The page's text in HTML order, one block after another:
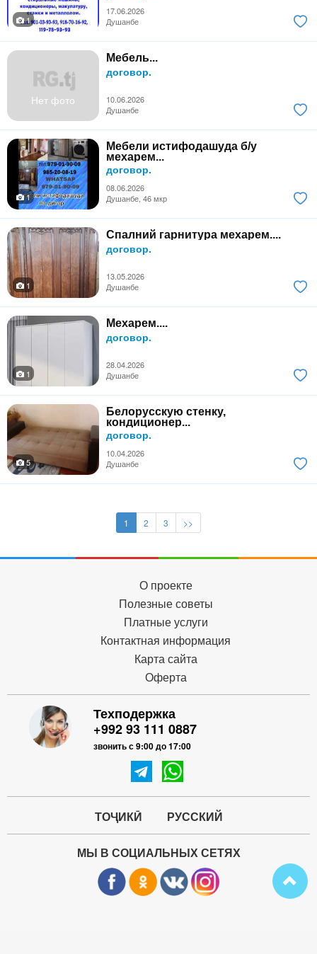
17.06.2026
1
Душанбе
Нет фото
Мебель...
договор.
10.06.2026
Душанбе
Мебели истифодашуда б/у
мехарем...
договор.
08.06.2026
1
Душанбе, 46 мкр
Спалний гарнитура мехарем....
договор.
13.05.2026
1
Душанбе
Мехарем....
договор.
28.04.2026
1
Душанбе
Белорусскую стенку,
кондиционер...
договор.
10.04.2026
5
Душанбе
1 2 3 >>
О проекте
Полезные советы
Платные услуги
Контактная информация
Карта сайта
Оферта
Техподержка
+992 93 111 0887
звонить с 9:00 до 17:00
ТОҶИКӢ РУССКИЙ
МЫ В СОЦИАЛЬНЫХ СЕТЯХ